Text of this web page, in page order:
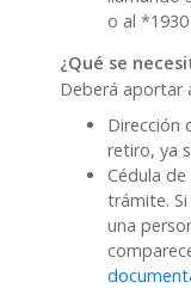
o al
¿Qué se
Deberá aportar
Dirección
retiro, ya
Cédula
trámite. Si
una